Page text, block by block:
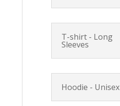
T-shirt - Long
Sleeves
Hoodie - Unisex